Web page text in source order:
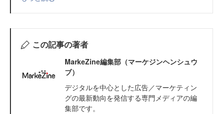
この記事の著者
MarkeZine編集部（マーケジンヘンシュウ
ブ）
デジタルを中心とした広告／マーケティン
グの最新動向を発信する専門メディアの編
集部です。